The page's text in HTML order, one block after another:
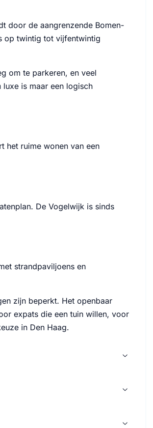
door de aangrenzende Bomen-
op twintig tot vijfentwintig
om te parkeren, en veel
is maar een logisch
het ruime wonen van een
De Vogelwijk is sinds
strandpaviljoens en
zijn beperkt. Het openbaar
expats die een tuin willen, voor
in Den Haag.